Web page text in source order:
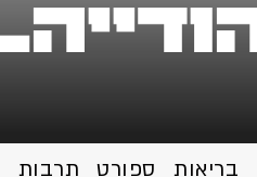
בריאות ספורט תרבות